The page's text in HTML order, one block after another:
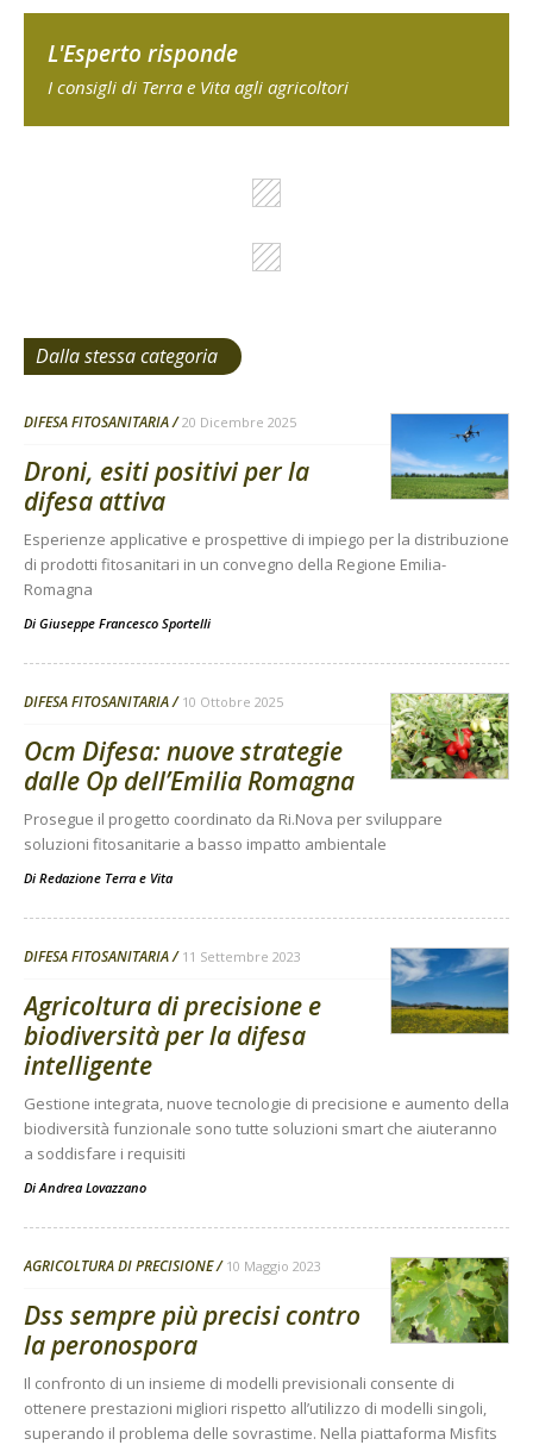
L'Esperto risponde
I consigli di Terra e Vita agli agricoltori
Dalla stessa categoria
DIFESA FITOSANITARIA 20 Dicembre 2025
Droni, esiti positivi per la
difesa attiva
Esperienze applicative e prospettive di impiego per la distribuzione
di prodotti fitosanitari in un convegno della Regione Emilia-
Romagna
Di Giuseppe Francesco Sportelli
DIFESA FITOSANITARIA 10 Ottobre 2025
Ocm Difesa: nuove strategie
dalle Op dell’Emilia Romagna
Prosegue il progetto coordinato da Ri.Nova per sviluppare
soluzioni fitosanitarie a basso impatto ambientale
Di Redazione Terra e Vita
DIFESA FITOSANITARIA 11 Settembre 2023
Agricoltura di precisione e
biodiversità per la difesa
intelligente
Gestione integrata, nuove tecnologie di precisione e aumento della
biodiversità funzionale sono tutte soluzioni smart che aiuteranno
a soddisfare i requisiti
Di Andrea Lovazzano
AGRICOLTURA DI PRECISIONE 10 Maggio 2023
Dss sempre più precisi contro
la peronospora
Il confronto di un insieme di modelli previsionali consente di
ottenere prestazioni migliori rispetto all’utilizzo di modelli singoli,
superando il problema delle sovrastime. Nella piattaforma Misfits